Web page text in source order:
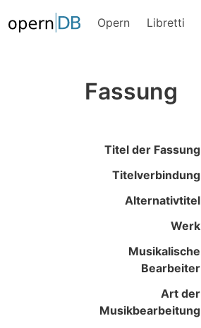
Opern Libretti
Fassung
Titel der Fassung
Titelverbindung
Alternativtitel
Werk
Musikalische
Bearbeiter
Art der
Musikbearbeitung